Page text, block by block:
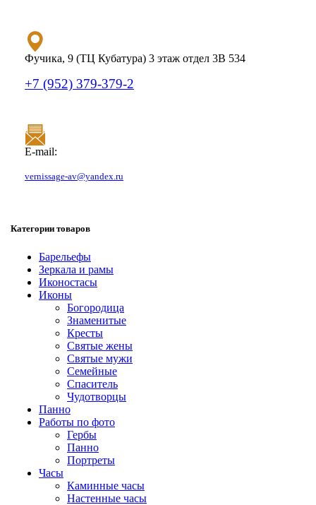
Фучика, 9 (ТЦ Кубатура) 3 этаж отдел 3В 534
+7 (952) 379-379-2
E-mail:
vernissage-av@yandex.ru
Категории товаров
Барельефы
Зеркала и рамы
Иконостасы
Иконы
Богородица
Знаменитые
Кресты
Святые жены
Святые мужи
Семейные
Спаситель
Чудотворцы
Панно
Работы по фото
Гербы
Панно
Портреты
Часы
Каминные часы
Настенные часы